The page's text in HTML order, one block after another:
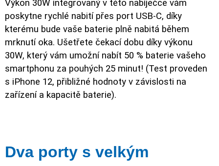
Výkon 30W integrovaný v této nabíječce vám
poskytne rychlé nabití přes port USB-C, díky
kterému bude vaše baterie plně nabitá během
mrknutí oka. Ušetřete čekací dobu díky výkonu
30W, který vám umožní nabít 50 % baterie vašeho
smartphonu za pouhých 25 minut! (Test proveden
s iPhone 12, přibližné hodnoty v závislosti na
zařízení a kapacitě baterie).
Dva porty s velkým